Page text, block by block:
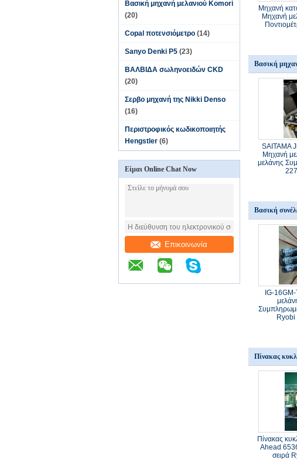
Βασική μηχανή μελανιού Komori
(20)
Copal ποτενσιόμετρο (14)
Sanyo Denki P5 (23)
ΒΑΛΒΙΔΑ σωληνοειδών CKD
(20)
Σερβο μηχανή της Nikki Denso
(16)
Περιστροφικός κωδικοποιητής
Hengstler (6)
Είμαι Online Chat Now
Επικοινωνία
Μηχανή
Μηχανή
Βασική
SAITAMA
Μηχανή
μελάνης
Βασική
IG-
Πίνακας
Πίνακας
Ahead
σειρά